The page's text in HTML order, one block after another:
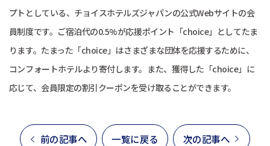
プトとしている、チョイスホテルズジャパンの公式Webサイトの会
員制度です。ご宿泊代の0.5%が応援ポイント「choice」としてたま
ります。たまった「choice」はさまざまな団体を応援するために、
コンフォートホテルより寄付します。また、獲得した「choice」に
応じて、会員限定の割引クーポンを受け取ることができます。
前の記事へ 一覧に戻る 次の記事へ